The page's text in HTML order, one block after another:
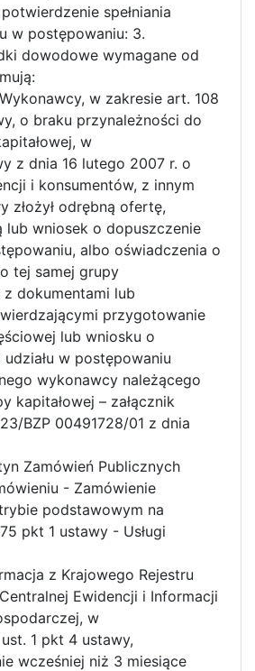
spełniania
w postępowaniu: 3.
dowodowe wymagane od
w zakresie art. 108
o braku przynależności do
w
z dnia 16 lutego 2007 r. o
i konsumentów, z innym
złożył odrębną ofertę,
wniosek o dopuszczenie
albo oświadczenia o
tej samej grupy
z dokumentami lub
przygotowanie
lub wniosku o
w postępowaniu
wykonawcy należącego
kapitałowej – załącznik
BZP 00491728/01 z dnia
Zamówień Publicznych
- Zamówienie
podstawowym na
pkt 1 ustawy - Usługi
z Krajowego Rejestru
Ewidencji i Informacji
w
1 pkt 4 ustawy,
wcześniej niż 3 miesiące